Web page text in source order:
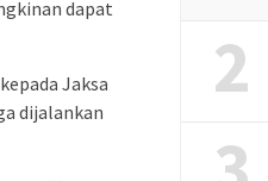
dapat
Jaksa
dijalankan
2